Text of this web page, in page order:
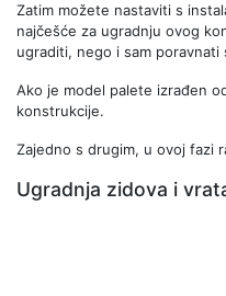
Zatim možete nastaviti s
najčešće za ugradnju ovog
ugraditi, nego i sam
Ako je model palete izrađen
konstrukcije.
Zajedno s drugim, u ovoj fazi
Ugradnja zidova i